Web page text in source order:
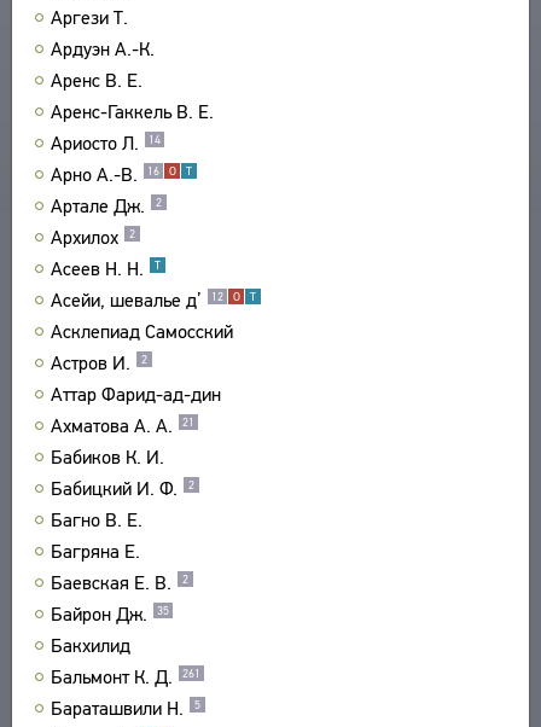
Аргези Т.
Ардуэн А.-К.
Аренс В. Е.
Аренс-Гаккель В. Е.
Ариосто Л.
14
Арно А.-В. 16 О Т
Артале Дж. 2
Архилох 2
Асеев Н. Н. Т
Асейи, шевалье д’ 12 О Т
Асклепиад Самосский
Астров И.
2
Аттар Фарид-ад-дин
Ахматова А. А.
21
Бабиков К. И.
Бабицкий И. Ф.
2
Багно В. Е.
Багряна Е.
Баевская Е. В.
2
Байрон Дж. 35
Бакхилид
Бальмонт К. Д.
261
Бараташвили Н. 5